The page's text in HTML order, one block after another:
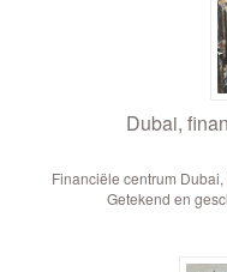
Dubai,
Financiële centrum
Getekend en